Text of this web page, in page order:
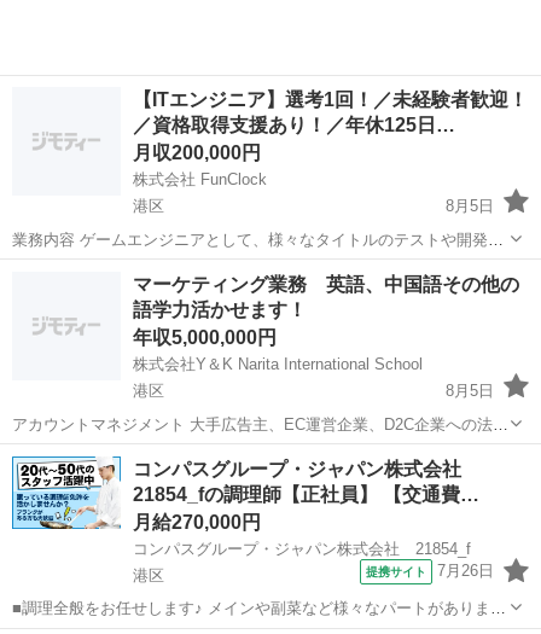
【ITエンジニア】選考1回！／未経験者歓迎！
／資格取得支援あり！／年休125日…
月収200,000円
株式会社 FunClock
港区
8月5日
業務内容 ゲームエンジニアとして、様々なタイトルのテストや開発サ
ポートなどをお任せします！ 「え、あのゲームも！？」と思わず声が
出るような、有名タイトルに携わるチャンス！ 【プロジェクト例】 ...
ネットワークエンジニア
マーケティング業務 英語、中国語その他の
語学力活かせます！
年収5,000,000円
株式会社Y＆K Narita International School
港区
8月5日
アカウントマネジメント 大手広告主、EC運営企業、D2C企業への法人
営業、マーケティングコンサルティング、デジタルマーケティングを
実施します。クラ イアント向き合いアカウントマネジメント等幅広い
業務を担っていただきます。 ...
東京 港区 マーケティング
コンパスグループ・ジャパン株式会社
21854_fの調理師【正社員】 【交通費…
月給270,000円
コンパスグループ・ジャパン株式会社 21854_f
港区
提携サイト 7月26日
■調理全般をお任せします♪ メインや副菜など様々なパートがあります